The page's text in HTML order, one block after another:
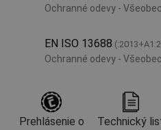
Ochranné odevy -
EN ISO 13688
Ochranné odevy -
Prehlásenie o
Technický